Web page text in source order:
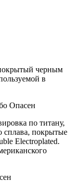
черным
в
по титану,
сплава, покрытые
Electroplated.